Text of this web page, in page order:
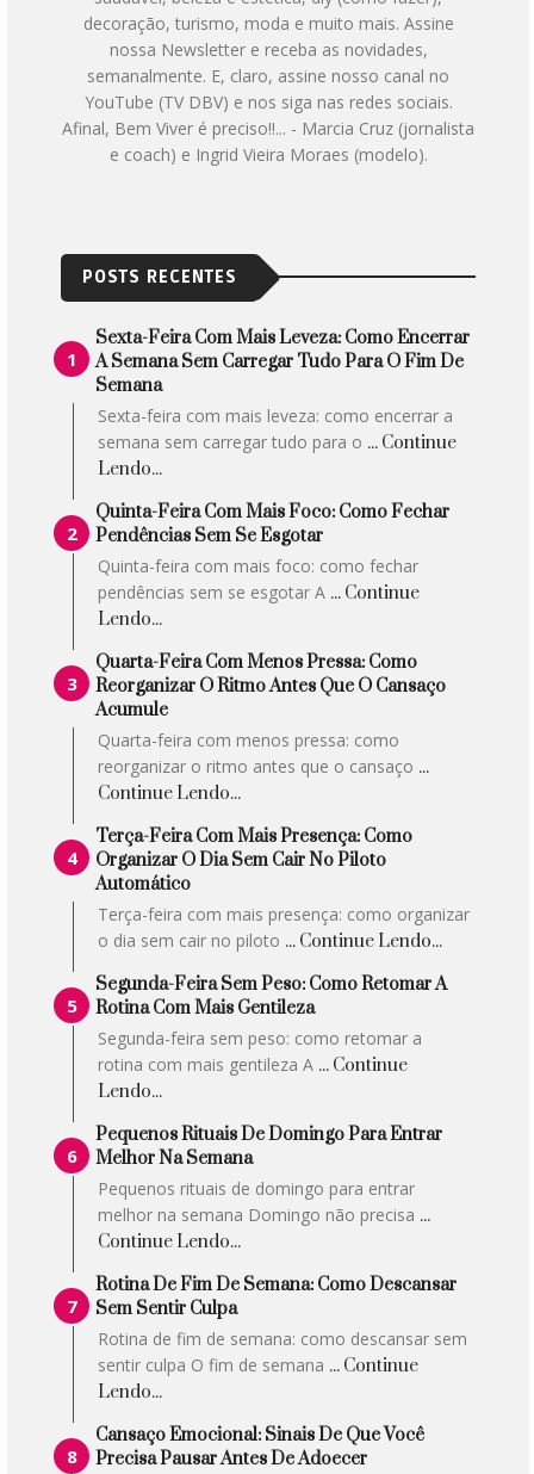
decoração, turismo, moda e muito mais. Assine
nossa Newsletter e receba as novidades,
semanalmente. E, claro, assine nosso canal no
YouTube (TV DBV) e nos siga nas redes sociais.
Afinal, Bem Viver é preciso!!... - Marcia Cruz (jornalista
e coach) e Ingrid Vieira Moraes (modelo).
POSTS RECENTES
Sexta-Feira Com Mais Leveza: Como Encerrar
A Semana Sem Carregar Tudo Para O Fim De
Semana
Sexta-feira com mais leveza: como encerrar a
semana sem carregar tudo para o ... Continue
Lendo...
Quinta-Feira Com Mais Foco: Como Fechar
Pendências Sem Se Esgotar
Quinta-feira com mais foco: como fechar
pendências sem se esgotar A ... Continue
Lendo...
Quarta-Feira Com Menos Pressa: Como
Reorganizar O Ritmo Antes Que O Cansaço
Acumule
Quarta-feira com menos pressa: como
reorganizar o ritmo antes que o cansaço ...
Continue Lendo...
Terça-Feira Com Mais Presença: Como
Organizar O Dia Sem Cair No Piloto
Automático
Terça-feira com mais presença: como organizar
o dia sem cair no piloto ... Continue Lendo...
Segunda-Feira Sem Peso: Como Retomar A
Rotina Com Mais Gentileza
Segunda-feira sem peso: como retomar a
rotina com mais gentileza A ... Continue
Lendo...
Pequenos Rituais De Domingo Para Entrar
Melhor Na Semana
Pequenos rituais de domingo para entrar
melhor na semana Domingo não precisa ...
Continue Lendo...
Rotina De Fim De Semana: Como Descansar
Sem Sentir Culpa
Rotina de fim de semana: como descansar sem
sentir culpa O fim de semana ... Continue
Lendo...
Cansaço Emocional: Sinais De Que Você
Precisa Pausar Antes De Adoecer